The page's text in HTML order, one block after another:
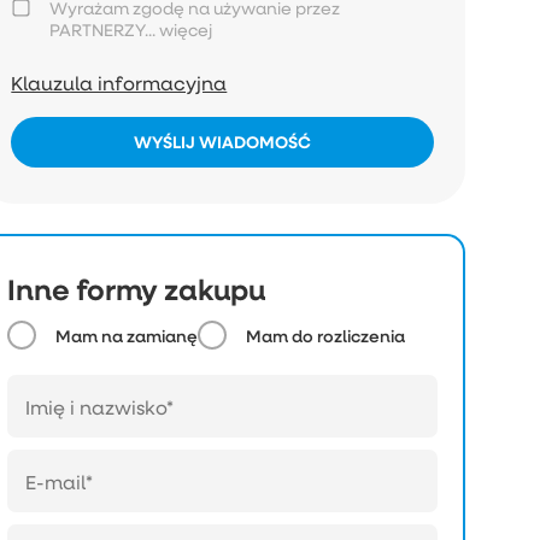
Wyrażam zgodę na używanie przez
PARTNERZY... więcej
Klauzula informacyjna
WYŚLIJ WIADOMOŚĆ
Inne formy zakupu
Mam na zamianę Mam do rozliczenia